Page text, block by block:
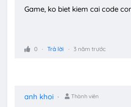
Game, ko biet kiem cai code
0 Trả lời 3 năm trước
anh khoi Thành viên